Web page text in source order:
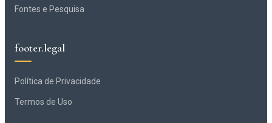
Fontes e Pesquisa
footer.legal
Política de Privacidade
Termos de Uso